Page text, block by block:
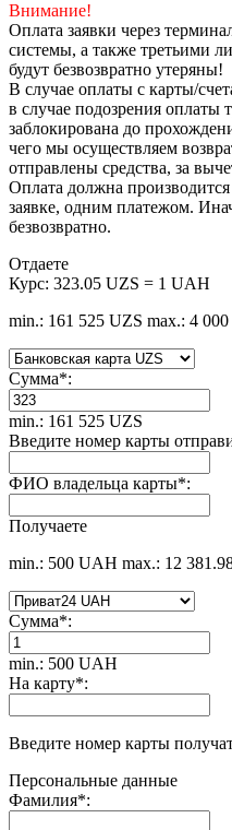
Внимание!
Оплата заявки через
системы, а также
будут безвозвратно утеряны!
В случае оплаты с карты/
в случае подозрения оплаты
заблокирована до
чего мы осуществляем
отправлены средства, за
Оплата должна
заявке, одним платежом.
безвозвратно.
Отдаете
Курс: 323.05 UZS = 1 UAH
min.: 161 525 UZS max.: 4
Сумма*:
min.: 161 525 UZS
Введите номер карты
ФИО владельца карты*:
Получаете
min.: 500 UAH max.: 12
Сумма*:
min.: 500 UAH
На карту*:
Введите номер карты
Персональные данные
Фамилия*: